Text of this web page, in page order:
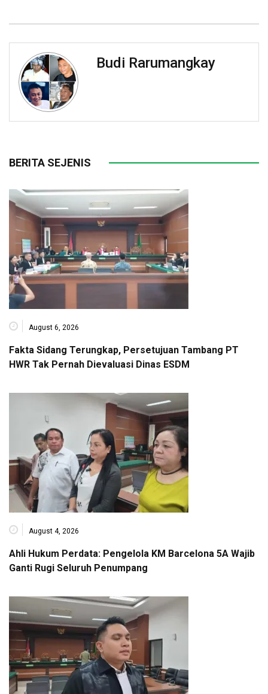
Budi Rarumangkay
BERITA SEJENIS
August 6, 2026
Fakta Sidang Terungkap, Persetujuan Tambang PT
HWR Tak Pernah Dievaluasi Dinas ESDM
August 4, 2026
Ahli Hukum Perdata: Pengelola KM Barcelona 5A Wajib
Ganti Rugi Seluruh Penumpang